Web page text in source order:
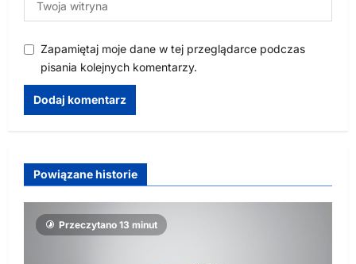
Zapamiętaj moje dane w tej przeglądarce podczas
pisania kolejnych komentarzy.
Powiązane historie
Przeczytano 13 minut